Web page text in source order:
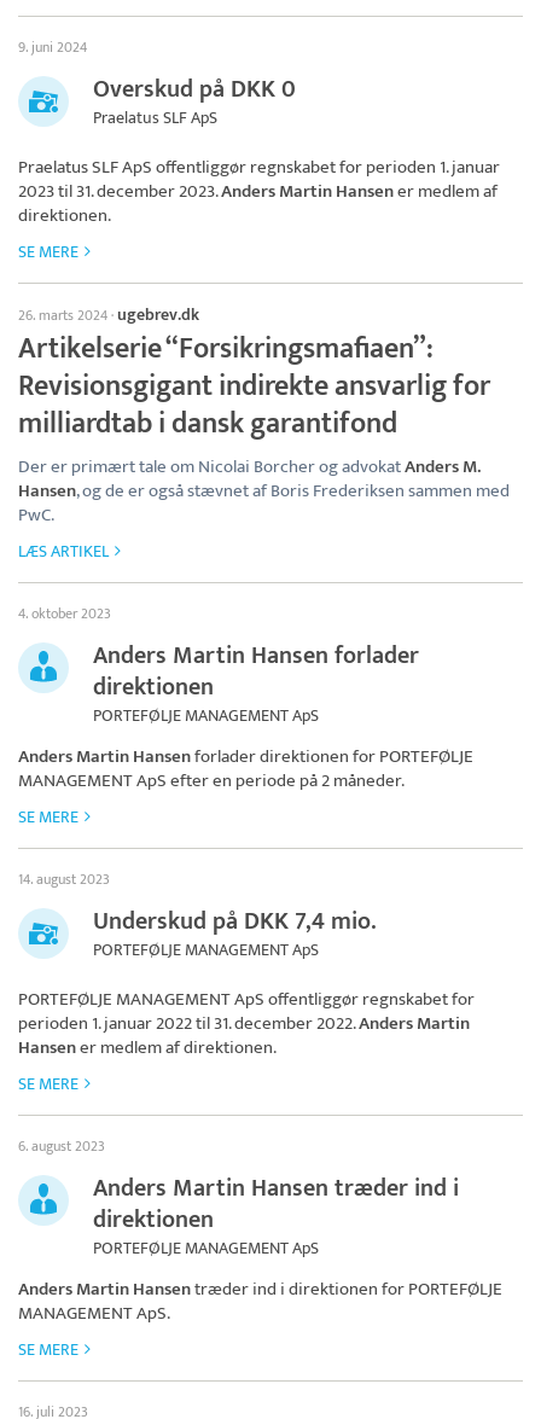
9. juni 2024
Overskud på DKK 0
Praelatus SLF ApS
Praelatus SLF ApSoffentliggør regnskabet for perioden 1. januar
2023 til 31. december 2023.Anders Martin Hansener medlem af
direktionen.
SE MERE
26. marts 2024· ugebrev.dk
Artikelserie “Forsikringsmafiaen”:
Revisionsgigant indirekte ansvarlig for
milliardtab i dansk garantifond
Der er primært tale om Nicolai Borcher og advokatAnders M.
Hansen, og de er også stævnet af Boris Frederiksen sammen med
PwC.
LÆS ARTIKEL
4. oktober 2023
Anders Martin Hansen forlader
direktionen
PORTEFØLJE MANAGEMENT ApS
Anders Martin Hansenforlader direktionen forPORTEFØLJE
MANAGEMENT ApSefter en periode på 2 måneder.
SE MERE
14. august 2023
Underskud på DKK 7,4 mio.
PORTEFØLJE MANAGEMENT ApS
PORTEFØLJE MANAGEMENT ApSoffentliggør regnskabet for
perioden 1. januar 2022 til 31. december 2022.Anders Martin
Hansener medlem af direktionen.
SE MERE
6. august 2023
Anders Martin Hansen træder ind i
direktionen
PORTEFØLJE MANAGEMENT ApS
Anders Martin Hansentræder ind i direktionen forPORTEFØLJE
MANAGEMENT ApS.
SE MERE
16. juli 2023